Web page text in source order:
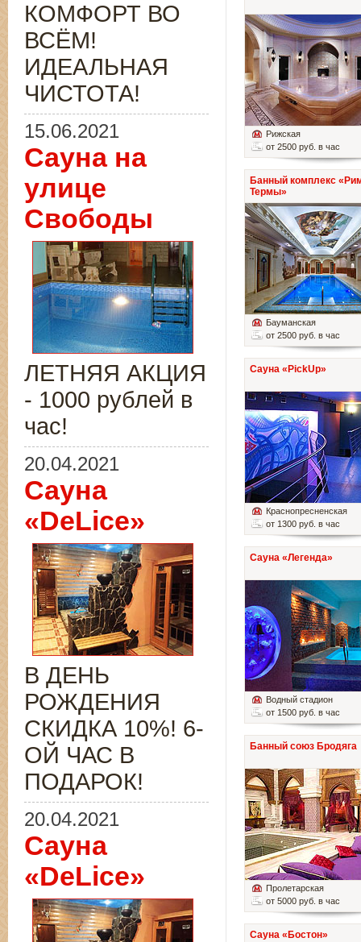
Рижская
от 2500 руб. в час
Банный комплекс
Термы»
Бауманская
от 2500 руб. в час
Сауна «PickUp»
Краснопресненская
от 1300 руб. в час
Сауна «Легенда»
Водный стадион
от 1500 руб. в час
Банный союз Бродяга
Пролетарская
от 5000 руб. в час
Сауна «Бостон»
КОМФОРТ ВО
ВСЁМ!
ИДЕАЛЬНАЯ
ЧИСТОТА!
15.06.2021
Сауна на
улице
Свободы
ЛЕТНЯЯ АКЦИЯ
- 1000 рублей в
час!
20.04.2021
Сауна
«DeLice»
В ДЕНЬ
РОЖДЕНИЯ
СКИДКА 10%! 6-
ОЙ ЧАС В
ПОДАРОК!
20.04.2021
Сауна
«DeLice»